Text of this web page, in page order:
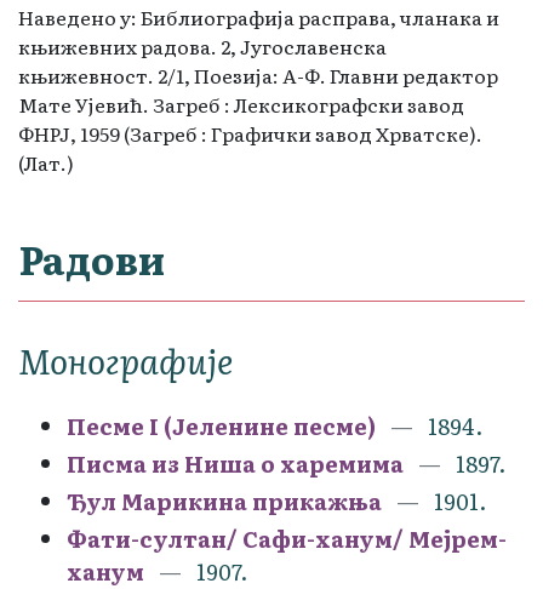
Наведено у: Библиографија расправа, чланака и
књижевних радова. 2, Југославенска
књижевност. 2/1, Поезија: А-Ф. Главни редактор
Мате Ујевић. Загреб : Лексикографски завод
ФНРЈ, 1959 (Загреб : Графички завод Хрватске).
(Лат.)
Радови
Монографије
Песме I (Јеленине песме)
1894.
Писма из Ниша о харемима
1897.
Ђул Марикина прикажња
1901.
Фати-султан/ Сафи-ханум/ Мејрем-
ханум
1907.